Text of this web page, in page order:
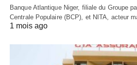
Banque Atlantique Niger, filiale du Groupe
Centrale Populaire (BCP), et NITA, acteur
1 mois ago